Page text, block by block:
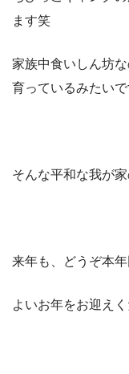
ます笑
家族中食いしん坊
育っているみたい
そんな平和な我が家
来年も、どうぞ本
よいお年をお迎えく